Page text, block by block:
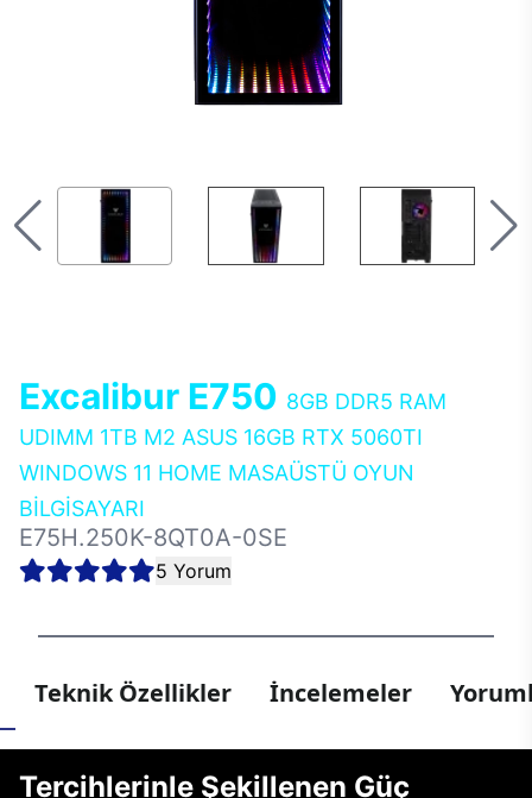
Excalibur E750 8GB DDR5 RAM
UDIMM 1TB M2 ASUS 16GB RTX 5060TI
WINDOWS 11 HOME MASAÜSTÜ OYUN
BİLGİSAYARI
E75H.250K-8QT0A-0SE
5 Yorum
Teknik Özellikler İncelemeler
Tercihlerinle Şekillenen Güç